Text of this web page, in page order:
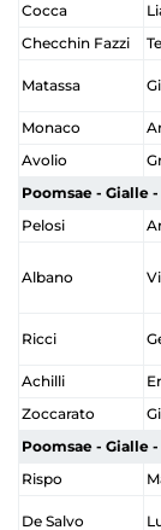
Cocca
Checchin Fazzi
Matassa
Monaco
Avolio
Poomsae - Gialle
Pelosi
Albano
Ricci
Achilli
Zoccarato
Poomsae - Gialle
Rispo
De Salvo